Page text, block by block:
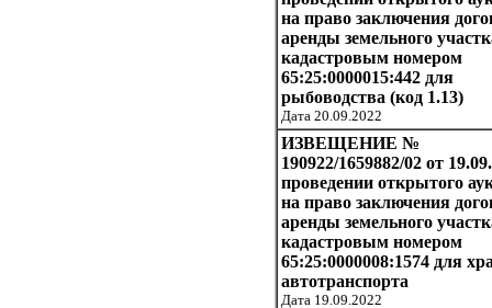
на право заключения
аренды земельного
кадастровым номером
65:25:0000015:442 для
рыбоводства (код 1.13)
Дата 20.09.2022
ИЗВЕЩЕНИЕ №
190922/1659882/02 от
проведении открытого
на право заключения
аренды земельного
кадастровым номером
65:25:0000008:1574 для
автотранспорта
Дата 19.09.2022